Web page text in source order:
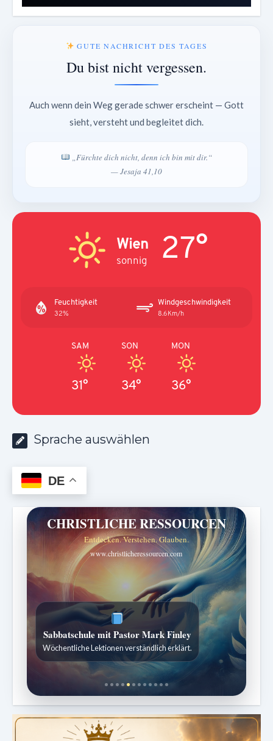
GUTE NACHRICHT DES TAGES
Du bist nicht vergessen.
Auch wenn dein Weg gerade schwer erscheint — Gott
sieht, versteht und begleitet dich.
„Fürchte dich nicht, denn ich bin mit dir.“
— Jesaja 41,10
Wien
sonnig 27°
Feuchtigkeit
32%
Windgeschwindigkeit
8.6Km/h
SAM
31°
SON
34°
MON
36°
Sprache auswählen
DE
CHRISTLICHE RESSOURCEN
Entdecken. Verstehen. Glauben.
www.christlicheressourcen.com
Sabbatschule mit Pastor Mark Finley
Wöchentliche Lektionen verständlich erklärt.